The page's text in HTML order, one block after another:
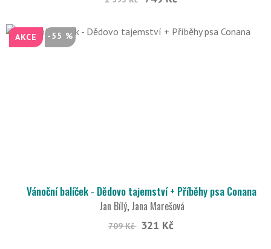
AKCE -55 %
Vánoční balíček - Dědovo tajemství + Příběhy psa Conana
Jan Bílý, Jana Marešová
709 Kč 321 Kč